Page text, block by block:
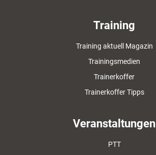
Training
Training aktuell Magazin
Trainingsmedien
Trainerkoffer
Trainerkoffer Tipps
Veranstaltungen
PTT